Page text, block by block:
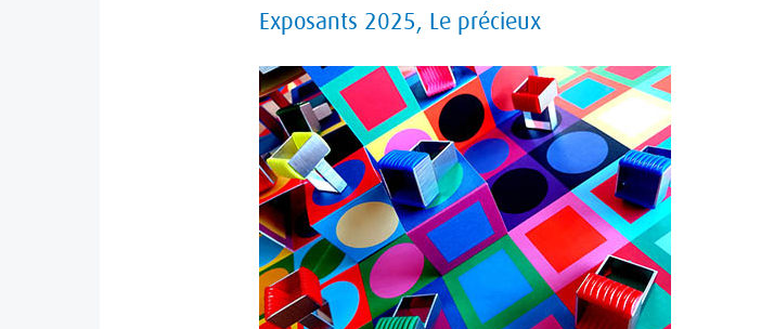
Exposants 2025, Le précieux
DUCLERCQ
GRAPHIQUES